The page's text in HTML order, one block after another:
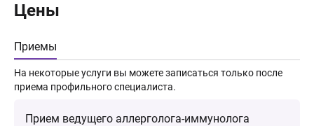
Цены
Приемы
На некоторые услуги вы можете записаться только после
приема профильного специалиста.
Прием ведущего аллерголога-иммунолога